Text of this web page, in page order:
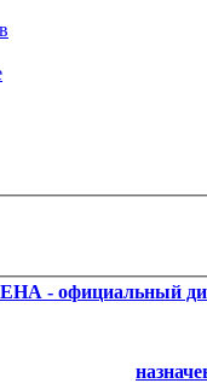
- официальный